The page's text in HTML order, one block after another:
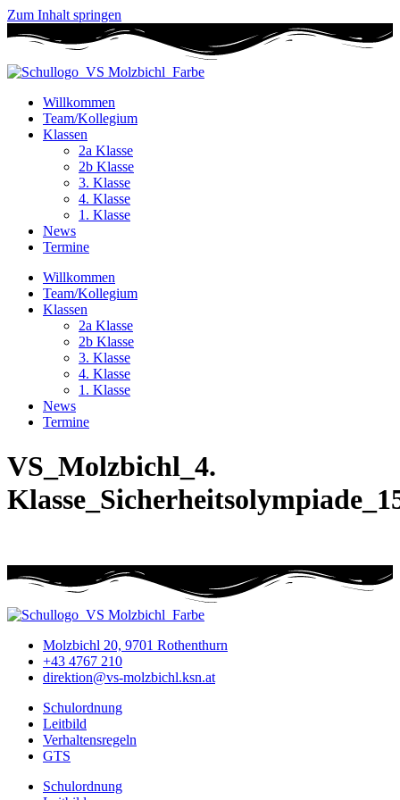
Zum Inhalt springen
Willkommen
Team/Kollegium
Klassen
2a Klasse
2b Klasse
3. Klasse
4. Klasse
1. Klasse
News
Termine
Willkommen
Team/Kollegium
Klassen
2a Klasse
2b Klasse
3. Klasse
4. Klasse
1. Klasse
News
Termine
VS_Molzbichl_4.
Molzbichl 20, 9701 Rothenthurn
+43 4767 210
direktion@vs-molzbichl.ksn.at
Schulordnung
Leitbild
Verhaltensregeln
GTS
Schulordnung